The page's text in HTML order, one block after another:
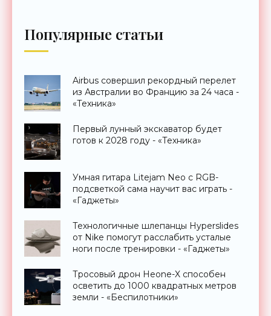
Популярные статьи
Airbus совершил рекордный перелет
из Австралии во Францию за 24 часа -
«Техника»
Первый лунный экскаватор будет
готов к 2028 году - «Техника»
Умная гитара Litejam Neo с RGB-
подсветкой сама научит вас играть -
«Гаджеты»
Технологичные шлепанцы Hyperslides
от Nike помогут расслабить усталые
ноги после тренировки - «Гаджеты»
Тросовый дрон Heone-X способен
осветить до 1000 квадратных метров
земли - «Беспилотники»